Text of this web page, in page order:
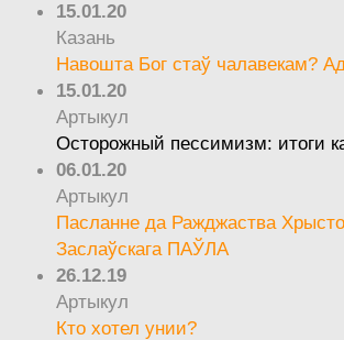
15.01.20
Казань
Навошта Бог стаў чалавекам?
15.01.20
Артыкул
Осторожный пессимизм: итоги
06.01.20
Артыкул
Пасланне да Ражджаства
Заслаўскага ПАЎЛА
26.12.19
Артыкул
Кто хотел унии?